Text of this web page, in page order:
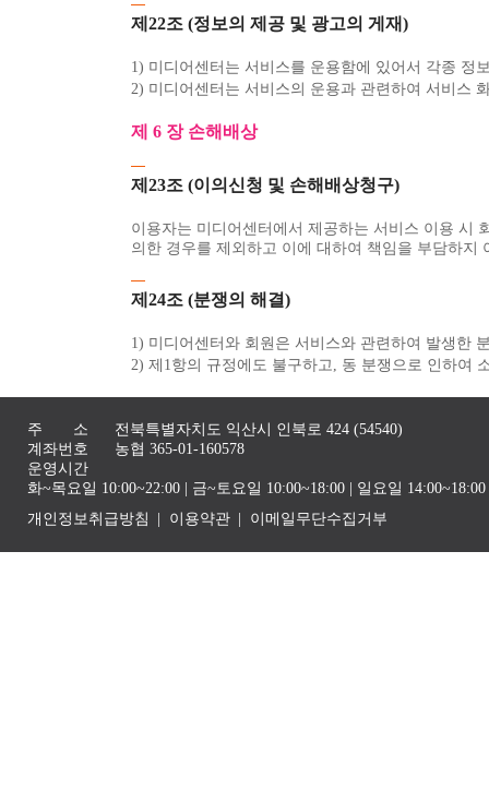
제22조 (정보의 제공 및 광고의 게재)
1) 미디어센터는 서비스를 운용함에 있어서 각종 정
2) 미디어센터는 서비스의 운용과 관련하여 서비스
제 6 장 손해배상
제23조 (이의신청 및 손해배상청구)
이용자는 미디어센터에서 제공하는 서비스 이용 시
의한 경우를 제외하고 이에 대하여 책임을 부담하지
제24조 (분쟁의 해결)
1) 미디어센터와 회원은 서비스와 관련하여 발생한
2) 제1항의 규정에도 불구하고, 동 분쟁으로 인하여
주 소
전북특별자치도 익산시 인북로 424 (54540)
계좌번호
농협 365-01-160578
운영시간
화~목요일 10:00~22:00 | 금~토요일 10:00~18:00 | 일요일
개인정보취급방침
이용약관 이메일무단수집거부